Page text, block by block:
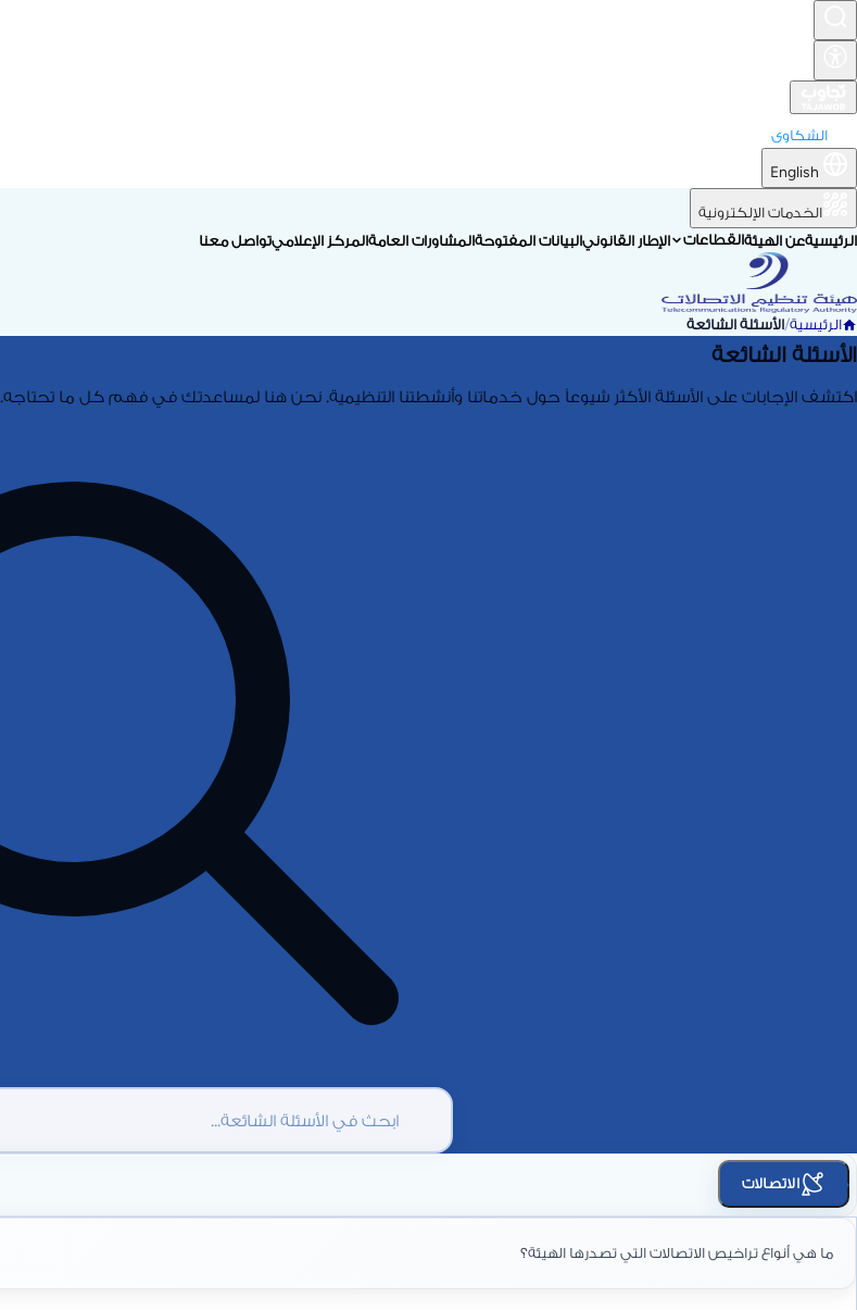
الشكاوى
الخدمات الإلكترونية
الرئيسيةعن الهيئةالقطاعات الإطار القانونيالبيانات المفتوحةالمشاورات العامةالمركز الإعلاميتواصل معنا
الرئيسية/الأسئلة الشائعة
الأسئلة الشائعة
اكتشف الإجابات على الأسئلة الأكثر شيوعاً حول خدماتنا وأنشطتنا التنظيمية. نحن هنا لمساعدتك في فهم كل ما تحتاجه.
الاتصالات
ما هي أنواع تراخيص الاتصالات التي تصدرها الهيئة؟